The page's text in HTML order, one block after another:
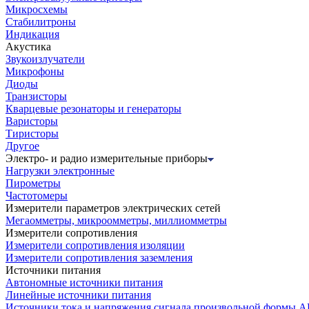
Микросхемы
Стабилитроны
Индикация
Акустика
Звукоизлучатели
Микрофоны
Диоды
Транзисторы
Кварцевые резонаторы и генераторы
Варисторы
Тиристоры
Другое
Электро- и радио измерительные приборы
Нагрузки электронные
Пирометры
Частотомеры
Измерители параметров электрических сетей
Мегаомметры, микроомметры, миллиомметры
Измерители сопротивления
Измерители сопротивления изоляции
Измерители сопротивления заземления
Источники питания
Автономные источники питания
Линейные источники питания